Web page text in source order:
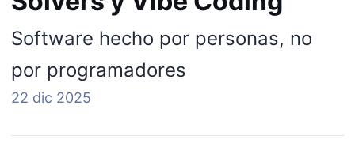
Software hecho por personas, no
por programadores
22 dic 2025